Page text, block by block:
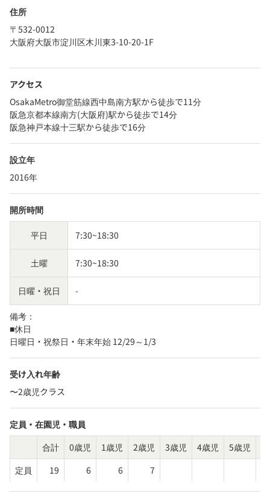
住所
〒532-0012
大阪府大阪市淀川区木川東3-10-20-1F
アクセス
OsakaMetro御堂筋線西中島南方駅から徒歩で11分
阪急京都本線南方(大阪府)駅から徒歩で14分
阪急神戸本線十三駅から徒歩で16分
設立年
2016年
開所時間
平日 7:30~18:30
土曜 7:30~18:30
日曜・祝日 -
備考：
■休日
日曜日・祝祭日・年末年始 12/29～1/3
受け入れ年齢
〜2歳児クラス
定員・在園児・職員
合計
0歳児 1歳児 2歳児 3歳児 4歳児 5歳児
定員
19 6 6 7